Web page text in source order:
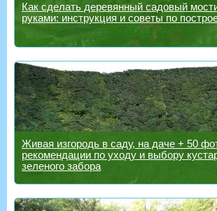
Как сделать деревянный садовый
руками: инструкция и советы по
Живая изгородь в саду, на даче + 50
рекомендации по уходу и выбору
зеленого забора